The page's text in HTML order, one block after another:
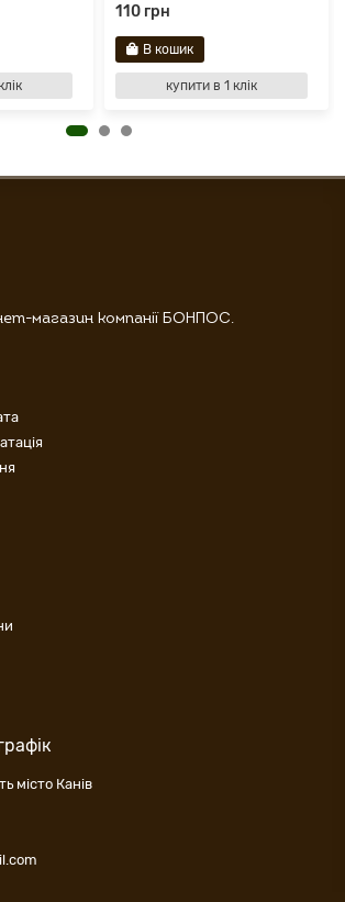
110 грн
В кошик
купити в 1 клік
магазин компанії БОНПОС.
місто Канів